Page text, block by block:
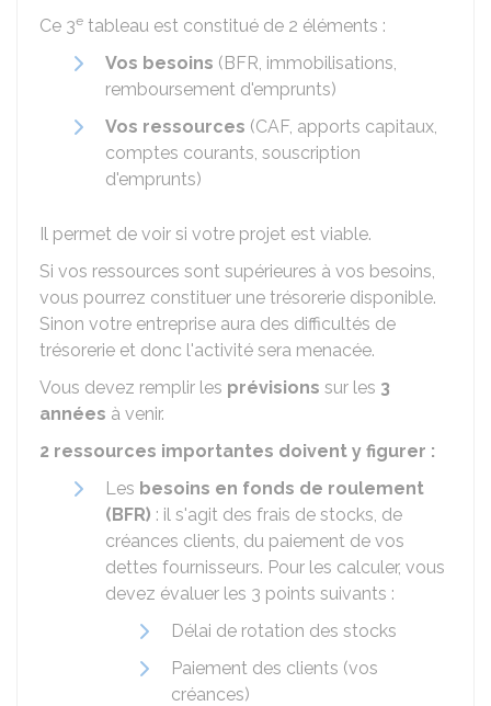
Ce 3e tableau est constitué de 2 éléments :
Vos besoins (BFR, immobilisations,
remboursement d'emprunts)
Vos ressources (CAF, apports capitaux,
comptes courants, souscription
d'emprunts)
Il permet de voir si votre projet est viable.
Si vos ressources sont supérieures à vos besoins,
vous pourrez constituer une trésorerie disponible.
Sinon votre entreprise aura des difficultés de
trésorerie et donc l'activité sera menacée.
Vous devez remplir les prévisions sur les 3
années à venir.
2 ressources importantes doivent y figurer :
Les besoins en fonds de roulement
(BFR) : il s'agit des frais de stocks, de
créances clients, du paiement de vos
dettes fournisseurs. Pour les calculer, vous
devez évaluer les 3 points suivants :
Délai de rotation des stocks
Paiement des clients (vos
créances)